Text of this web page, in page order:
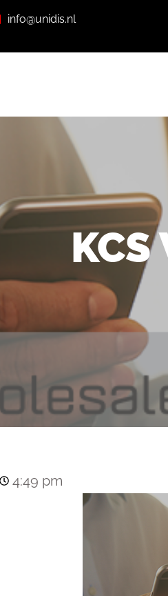
info@unidis.nl
4:49 pm